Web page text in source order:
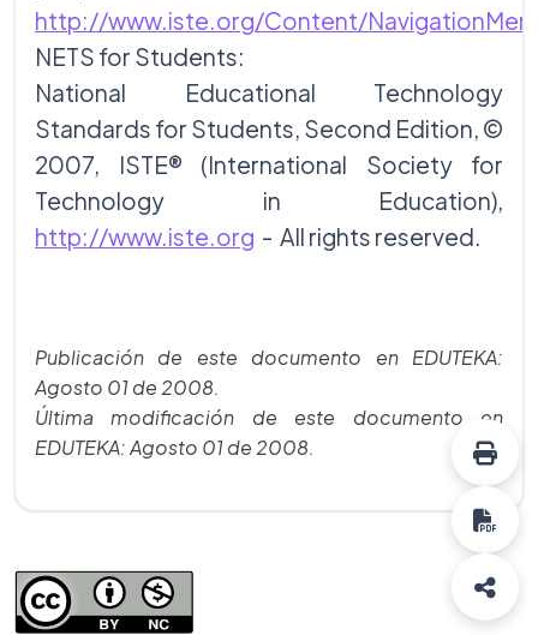
http://www.iste.org/Content/
NETS for Students:
National Educational Technology
Standards for Students, Second Edition, ©
2007, ISTE® (International Society for
Technology in Education),
http://www.iste.org - All rights reserved.
Publicación de este documento en EDUTEKA:
Agosto 01 de 2008.
Última modificación de este documento en
EDUTEKA: Agosto 01 de 2008.